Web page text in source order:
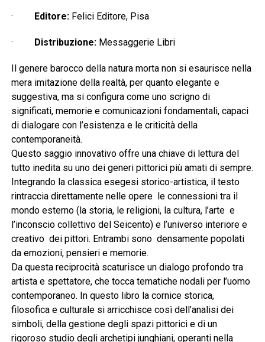
· Editore:Felici Editore, Pisa
· Distribuzione:Messaggerie Libri
Il genere barocco della natura morta non si esaurisce nella
mera imitazione della realtà, per quanto elegante e
suggestiva, ma si configura come uno scrigno di
significati, memorie e comunicazioni fondamentali, capaci
di dialogare con l’esistenza e le criticità della
contemporaneità.
Questo saggio innovativo offre una chiave di lettura del
tutto inedita su uno dei generi pittorici più amati di sempre.
Integrando la classica esegesi storico-artistica, il testo
rintraccia direttamente nelle opere le connessioni tra il
mondo esterno (la storia, le religioni, la cultura, l’arte e
l’inconscio collettivo del Seicento) e l’universo interiore e
creativo dei pittori. Entrambi sono densamente popolati
da emozioni, pensieri e memorie.
Da questa reciprocità scaturisce un dialogo profondo tra
artista e spettatore, che tocca tematiche nodali per l’uomo
contemporaneo. In questo libro la cornice storica,
filosofica e culturale si arricchisce così dell’analisi dei
simboli, della gestione degli spazi pittorici e di un
rigoroso studio degli archetipi junghiani, operanti nella